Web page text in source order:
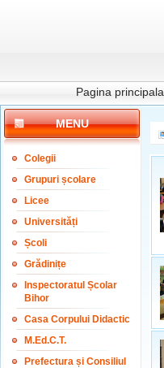
Pagina principala
MENU
Colegii
Grupuri școlare
Licee
Universități
Școli
Grădinițe
Inspectoratul Școlar
Bihor
Casa Corpului Didactic
M.Ed.C.T.
Prefectura și Consiliul